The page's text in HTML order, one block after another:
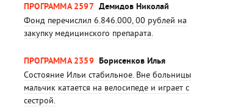
ПРОГРАММА 2597 Демидов Николай
Фонд перечислил 6.846.000, 00 рублей на
закупку медицинского препарата.
ПРОГРАММА 2359 Борисенков Илья
Состояние Ильи стабильное. Вне больницы
мальчик катается на велосипеде и играет с
сестрой.